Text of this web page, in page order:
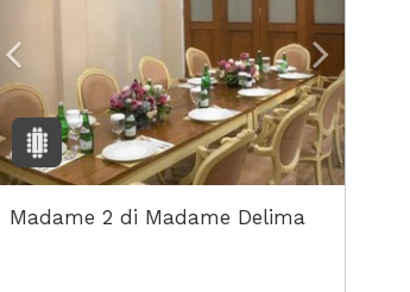
Madame 2 di Madame Delima